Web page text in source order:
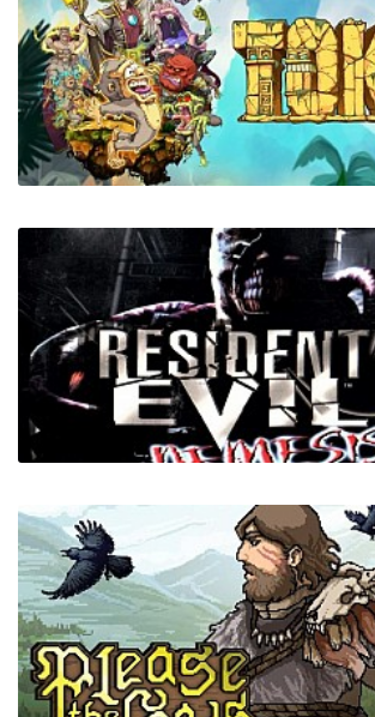
Enemy Front
Toki
Resident Evil 3: Nemesis